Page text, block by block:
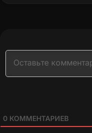
0 КОММЕНТАРИЕВ